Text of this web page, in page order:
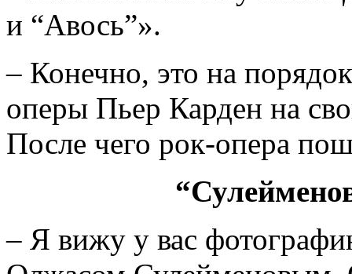
и “Авось”».
– Конечно, это на
оперы Пьер Карден на
После чего рок-опера
– Я вижу у вас